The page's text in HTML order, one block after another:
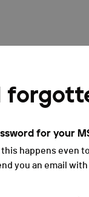
for your
happens even
you an email